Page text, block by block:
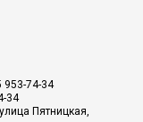
953-74-34
34
Пятницкая,